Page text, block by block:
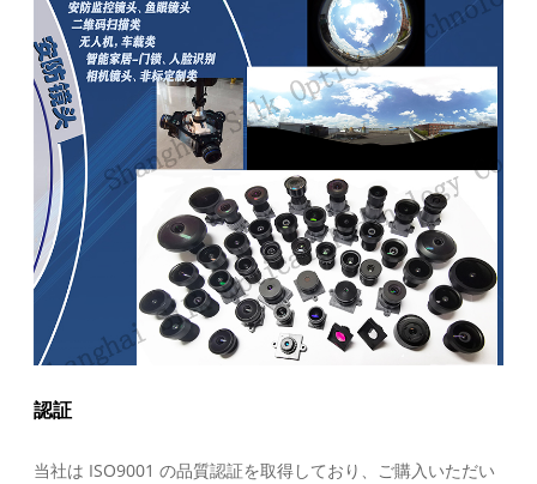
認証
当社は ISO9001 の品質認証を取得しており、ご購入いただい